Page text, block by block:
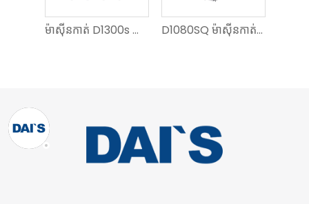
ម៉ាស៊ីនកាត់ D1300s ដែលអាចលៃតម្រូវបាន និងម៉ាស៊ីនកាត់ D1080SQ ម៉ាស៊ីនកាត់ និងកាត់ដោយស្វ័យប្រវត្តិ រ៉ូតារី ល្បឿនលឿន